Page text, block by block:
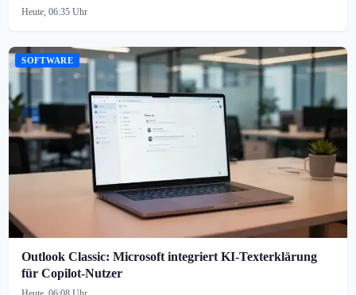
Heute, 06:35 Uhr
SOFTWARE
Outlook Classic: Microsoft integriert KI-Texterklärung
für Copilot-Nutzer